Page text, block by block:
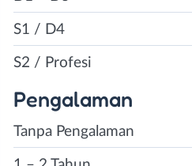
S1 / D4
S2 / Profesi
Pengalaman
Tanpa Pengalaman